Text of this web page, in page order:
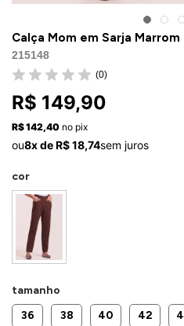
Calça Mom em Sarja
215148
(0)
R$ 149,90
R$ 142,40 no pix
ou8x de R$ 18,74sem juros
cor
tamanho
36
38 40 42